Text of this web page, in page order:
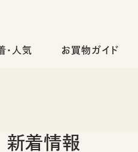
・人気 お買物ガイド
新着情報